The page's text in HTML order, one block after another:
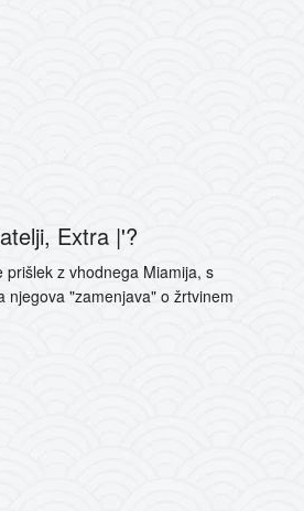
Extra |'?
z vhodnega Miamija, s
njegova "zamenjava" o žrtvinem